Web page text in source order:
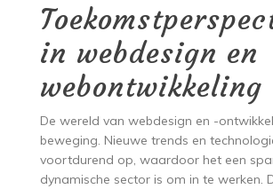
in webdesign en
webontwikkeling
De wereld van webdesign en -
beweging. Nieuwe trends en
voortdurend op, waardoor het een
dynamische sector is om in te werken.